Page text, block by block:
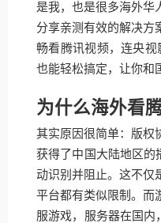
是我，也是很多海外华
分享亲测有效的解决
畅看腾讯视频，连央视
也能轻松搞定，让你和
为什么海外看
其实原因很简单：版权
获得了中国大陆地区的
动识别并阻止。这不仅
平台都有类似限制。而
服游戏，服务器在国内